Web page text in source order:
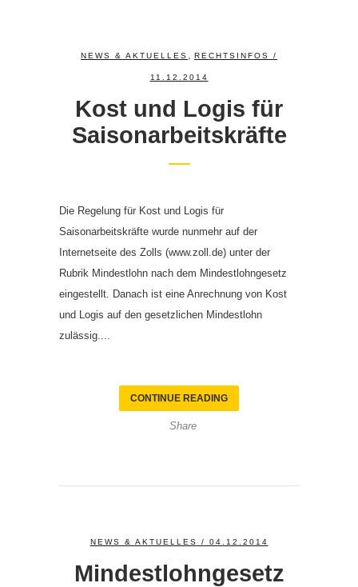
NEWS & AKTUELLES , RECHTSINFOS /
11.12.2014
Kost und Logis für
Saisonarbeitskräfte
Die Regelung für Kost und Logis für
Saisonarbeitskräfte wurde nunmehr auf der
Internetseite des Zolls (www.zoll.de) unter der
Rubrik Mindestlohn nach dem Mindestlohngesetz
eingestellt. Danach ist eine Anrechnung von Kost
und Logis auf den gesetzlichen Mindestlohn
zulässig....
CONTINUE READING
Share
NEWS & AKTUELLES / 04.12.2014
Mindestlohngesetz